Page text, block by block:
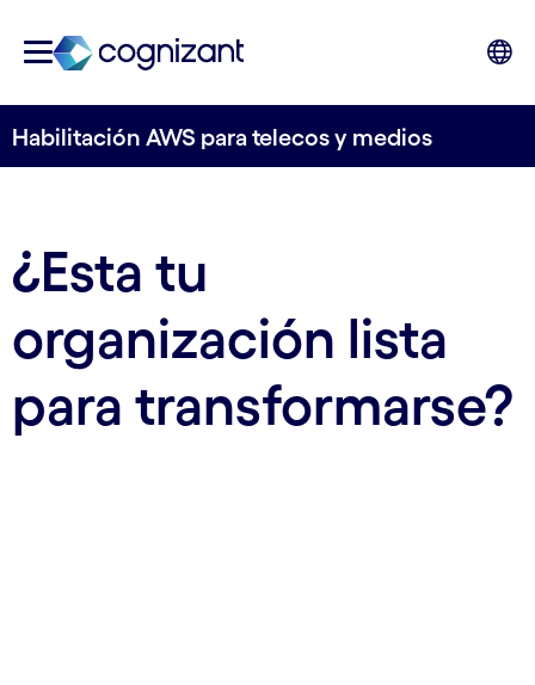
Habilitación AWS para telecos y medios
¿Esta tu
organización lista
para transformarse?